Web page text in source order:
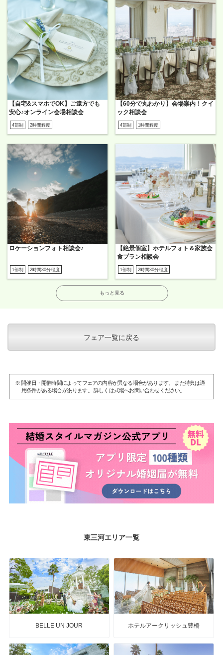
【自宅&スマホでOK】ご遠方でも
安心♪オンライン会場相談会
4部制 2時間程度
【60分で丸わかり】会場案内！クイ
ック相談会
4部制 1時間程度
ロケーションフォト相談会♪
1部制 2時間30分程度
【絶景個室】ホテルフォト＆家族会
食プラン相談会
1部制 2時間30分程度
もっと見る
フェア一覧に戻る
※ 開催日・開催時間によってフェアの内容が異なる場合があります。 また特典は適
用条件がある場合があります。 詳しくは式場へお問い合わせください。
東三河エリア一覧
BELLE UN JOUR ホテルアークリッシュ豊橋